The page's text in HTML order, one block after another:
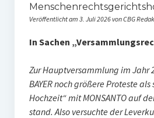
Störfälle
Jahrestagung
Veröffentlicht am 3. Juli 2026 von CBG
In Sachen
Zur Hauptversammlung im Jahr
BAYER noch größere Proteste
Hochzeit“ mit MONSANTO auf
stand. Also versuchte der